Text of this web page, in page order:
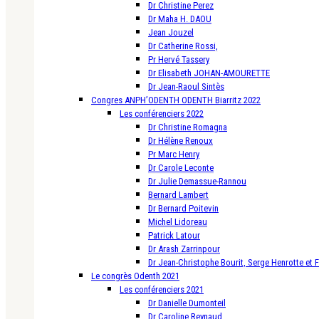
Dr Christine Perez
Dr Maha H. DAOU
Jean Jouzel
Dr Catherine Rossi,
Pr Hervé Tassery
Dr Elisabeth JOHAN-AMOURETTE
Dr Jean-Raoul Sintès
Congres ANPH’ODENTH ODENTH Biarritz 2022
Les conférenciers 2022
Dr Christine Romagna
Dr Hélène Renoux
Pr Marc Henry
Dr Carole Leconte
Dr Julie Demassue-Rannou
Bernard Lambert
Dr Bernard Poitevin
Michel Lidoreau
Patrick Latour
Dr Arash Zarrinpour
Dr Jean-Christophe Bourit, Serge Henrotte et
Le congrès Odenth 2021
Les conférenciers 2021
Dr Danielle Dumonteil
Dr Caroline Reynaud